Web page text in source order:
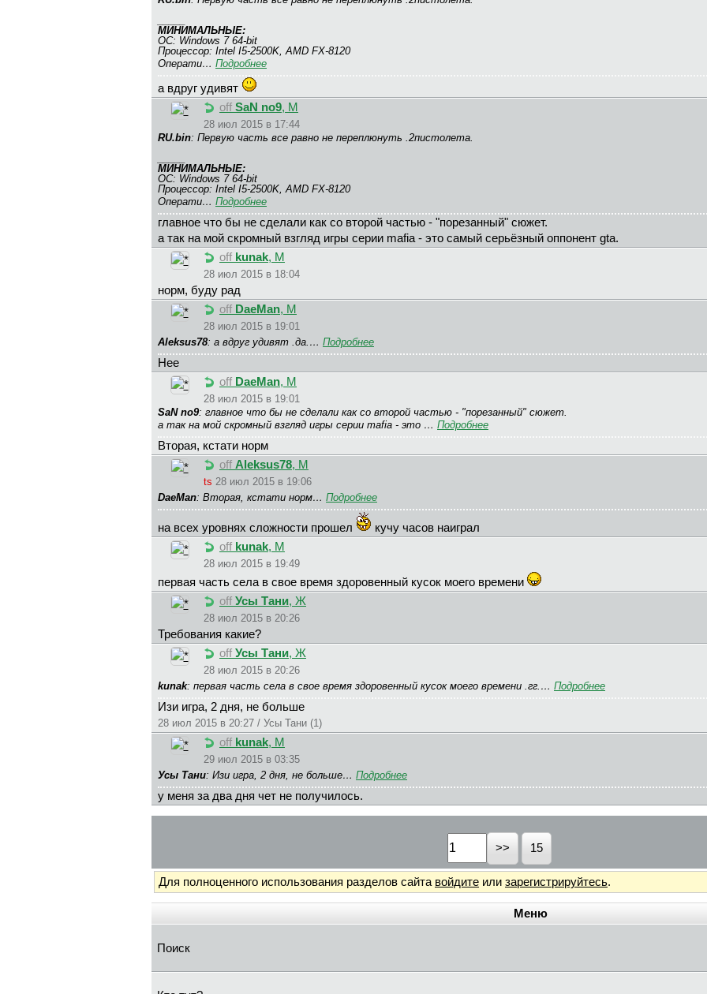
МИНИМАЛЬНЫЕ:
ОС: Windows 7 64-bit
Процессор: Intel I5-2500K, AMD FX-8120
Операти… Подробнее
а вдруг удивят
off SaN no9, М
28 июл 2015 в 17:44
RU.bin: Первую часть все равно не переплюнуть .2пистолета.
МИНИМАЛЬНЫЕ:
ОС: Windows 7 64-bit
Процессор: Intel I5-2500K, AMD FX-8120
Операти… Подробнее
главное что бы не сделали как со второй частью - "порезанный" сюжет.
а так на мой скромный взгляд игры серии mafia - это самый серьёзный оппонент gta.
off kunak, М
28 июл 2015 в 18:04
норм, буду рад
off DaeMan, М
28 июл 2015 в 19:01
Aleksus78: а вдруг удивят .да.… Подробнее
Нее
off DaeMan, М
28 июл 2015 в 19:01
SaN no9: главное что бы не сделали как со второй частью - "порезанный" сюжет.
а так на мой скромный взгляд игры серии mafia - это … Подробнее
Вторая, кстати норм
off Aleksus78, М
ts 28 июл 2015 в 19:06
DaeMan: Вторая, кстати норм… Подробнее
на всех уровнях сложности прошел
кучу часов наиграл
off kunak, М
28 июл 2015 в 19:49
первая часть села в свое время здоровенный кусок моего времени
off Усы Тани, Ж
28 июл 2015 в 20:26
Требования какие?
off Усы Тани, Ж
28 июл 2015 в 20:26
kunak: первая часть села в свое время здоровенный кусок моего времени .гг.… Подробнее
Изи игра, 2 дня, не больше
28 июл 2015 в 20:27 / Усы Тани (1)
off kunak, М
29 июл 2015 в 03:35
Усы Тани: Изи игра, 2 дня, не больше… Подробнее
у меня за два дня чет не получилось.
15
Для полноценного использования разделов сайта войдите или зарегистрируйтесь.
Меню
Поиск